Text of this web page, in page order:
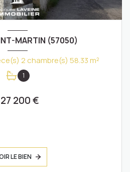
MARTIN (57050)
Appartement 3 pièce(s) 2 chambre(s) 58.33 m²
1
200 €
LE BIEN